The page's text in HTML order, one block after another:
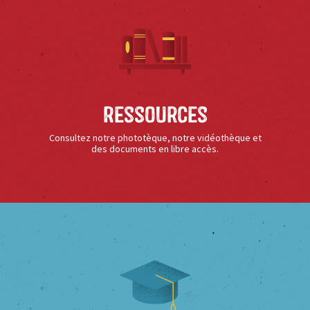
Ressources
Consultez notre phototèque, notre vidéothèque et
des documents en libre accès.